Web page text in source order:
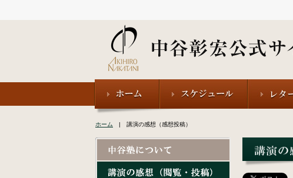
ホーム | 講演の感想（感想投稿）